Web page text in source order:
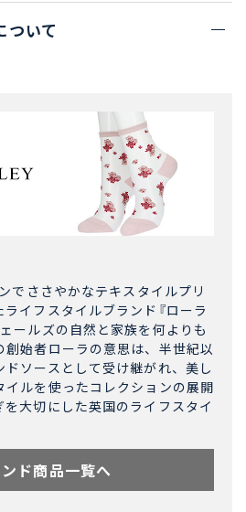
ついて
でささやかなテキスタイルプリ
イフスタイルブランド『ローラ
ールズの自然と家族を何よりも
始者ローラの意思は、半世紀以
ドソースとして受け継がれ、美し
イルを使ったコレクションの展開
大切にした英国のライフスタイ
ド商品一覧へ